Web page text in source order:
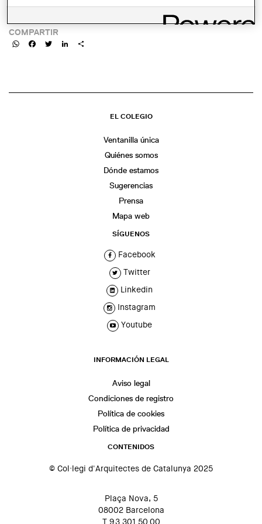
COMPARTIR
WhatsAppFacebookTwitterLinkedIn
EL COLEGIO
Ventanilla única
Quiénes somos
Dónde estamos
Sugerencias
Prensa
Mapa web
SÍGUENOS
Facebook
Twitter
Linkedin
Instagram
Youtube
INFORMACIÓN LEGAL
Aviso legal
Condiciones de registro
Política de cookies
Política de privacidad
CONTENIDOS
© Col·legi d'Arquitectes de Catalunya 2025
Plaça Nova, 5
08002 Barcelona
T 93 301 50 00